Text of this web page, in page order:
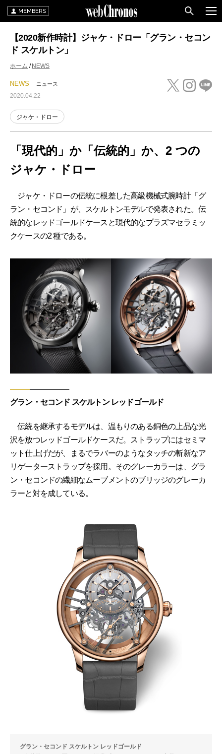
MEMBERS
【2020新作時計】ジャケ・ドロー「グラン・セコン
ド スケルトン」
ホーム NEWS
NEWS ニュース
2020.04.22
ジャケ・ドロー
「現代的」か「伝統的」か、2 つの
ジャケ・ドロー
ジャケ・ドローの伝統に根差した高級機械式腕時計「グ
ラン・セコンド」が、スケルトンモデルで発表された。伝
統的なレッドゴールドケースと現代的なプラズマセラミッ
クケースの2 種である。
グラン・セコンド スケルトン レッドゴールド
伝統を継承するモデルは、温もりのある銅色の上品な光
沢を放つレッドゴールドケースだ。ストラップにはセミマ
ット仕上げだが、まるでラバーのようなタッチの斬新なア
リゲーターストラップを採用。そのグレーカラーは、グラ
ン・セコンドの繊細なムーブメントのブリッジのグレーカ
ラーと対を成している。
グラン・セコンド スケルトン レッドゴールド